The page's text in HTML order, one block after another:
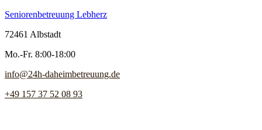
Seniorenbetreuung Lebherz
72461 Albstadt
Mo.-Fr. 8:00-18:00
info@24h-daheimbetreuung.de
+49 157 37 52 08 93